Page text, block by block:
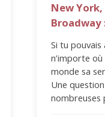
New York,
Broadway
Si tu pouvais
n’importe où
monde sa
Une
nombreuses